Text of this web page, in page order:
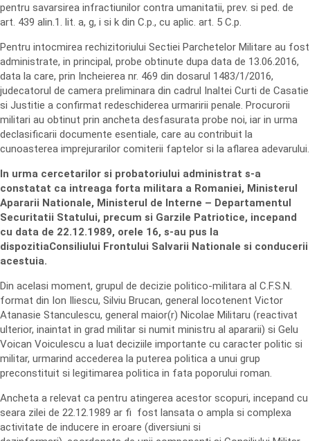
pentru savarsirea infractiunilor contra umanitatii, prev. si ped. de
art. 439 alin.1. lit. a, g, i si k din C.p., cu aplic. art. 5 C.p.
Pentru intocmirea rechizitoriului Sectiei Parchetelor Militare au fost
administrate, in principal, probe obtinute dupa data de 13.06.2016,
data la care, prin Incheierea nr. 469 din dosarul 1483/1/2016,
judecatorul de camera preliminara din cadrul Inaltei Curti de Casatie
si Justitie a confirmat redeschiderea urmaririi penale. Procurorii
militari au obtinut prin ancheta desfasurata probe noi, iar in urma
declasificarii documente esentiale, care au contribuit la
cunoasterea imprejurarilor comiterii faptelor si la aflarea adevarului.
In urma cercetarilor si probatoriului administrat s-a
constatat ca intreaga forta militara a Romaniei, Ministerul
Apararii Nationale, Ministerul de Interne – Departamentul
Securitatii Statului, precum si Garzile Patriotice, incepand
cu data de 22.12.1989, orele 16, s-au pus la
dispozitiaConsiliului Frontului Salvarii Nationale si conducerii
acestuia.
Din acelasi moment, grupul de decizie politico-militara al C.F.S.N.
format din Ion Iliescu, Silviu Brucan, general locotenent Victor
Atanasie Stanculescu, general maior(r) Nicolae Militaru (reactivat
ulterior, inaintat in grad militar si numit ministru al apararii) si Gelu
Voican Voiculescu a luat deciziile importante cu caracter politic si
militar, urmarind accederea la puterea politica a unui grup
preconstituit si legitimarea politica in fata poporului roman.
Ancheta a relevat ca pentru atingerea acestor scopuri, incepand cu
seara zilei de 22.12.1989 ar fi fost lansata o ampla si complexa
activitate de inducere in eroare (diversiuni si